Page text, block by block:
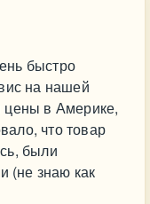
быстро
на нашей
в Америке,
что товар
были
(не знаю как